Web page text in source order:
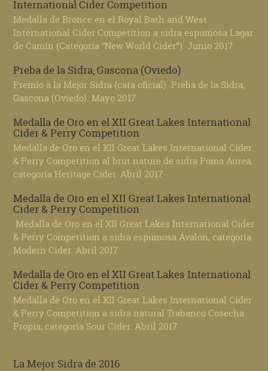
International Cider Competition
Medalla de Bronce en el Royal Bath and West
International Cider Competition a sidra espumosa Lagar
de Camín (Categoría “New World Cider”). Junio 2017
Preba de la Sidra, Gascona (Oviedo)
Premio a la Mejor Sidra (cata oficial). Preba de la Sidra,
Gascona (Oviedo). Mayo 2017
Medalla de Oro en el XII Great Lakes International
Cider & Perry Competition
Medalla de Oro en el XII Great Lakes International Cider
& Perry Competition al brut nature de sidra Poma Aurea,
categoría Heritage Cider. Abril 2017
Medalla de Oro en el XII Great Lakes International
Cider & Perry Competition
Medalla de Oro en el XII Great Lakes International Cider
& Perry Competition a sidra espumosa Ávalon, categoría
Modern Cider. Abril 2017
Medalla de Oro en el XII Great Lakes International
Cider & Perry Competition
Medalla de Oro en el XII Great Lakes International Cider
& Perry Competition a sidra natural Trabanco Cosecha
Propia, categoría Sour Cider. Abril 2017
La Mejor Sidra de 2016